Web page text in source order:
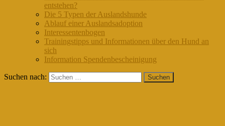
entstehen?
Die 5 Typen der Auslandshunde
Ablauf einer Auslandsadoption
Interessentenbogen
Trainingstipps und Informationen über den Hund an
sich
Information Spendenbescheinigung
Suchen nach: